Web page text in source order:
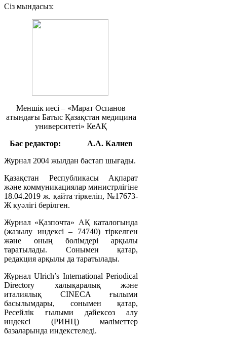
Сіз мындасыз:
Меншік иесі – «Марат Оспанов
атындағы Батыс Қазақстан медицина
университеті» КеАҚ
Бас редактор: А.А. Калиев
Журнал 2004 жылдан бастап шығады.
Қазақстан Республикасы Ақпарат
және коммуникациялар министрлігіне
18.04.2019 ж. қайта тіркеліп, №17673-
Ж куәлігі берілген.
Журнал «Қазпочта» АҚ каталогында
(жазылу индексі – 74740) тіркелген
және оның бөлімдері арқылы
таратылады. Сонымен қатар,
редакция арқылы да таратылады.
Журнал Ulrich’s International Periodical
Directory халықаралық және
италиялық CINECA ғылыми
басылымдары, сонымен қатар,
Ресейлік ғылыми дәйексөз алу
индексі (РИНЦ) мәліметтер
базаларында индекстеледі.